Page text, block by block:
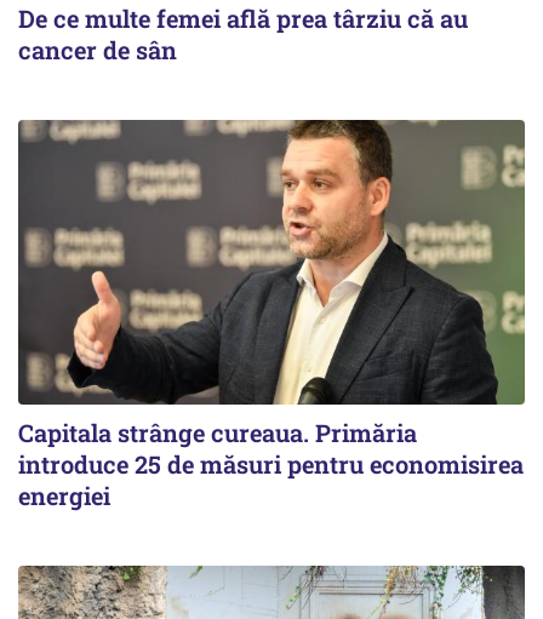
De ce multe femei află prea târziu că au
cancer de sân
Capitala strânge cureaua. Primăria
introduce 25 de măsuri pentru economisirea
energiei